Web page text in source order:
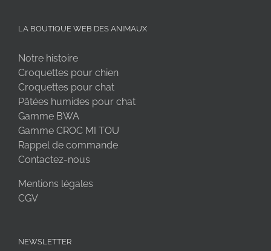
LA BOUTIQUE WEB DES ANIMAUX
Notre histoire
Croquettes pour chien
Croquettes pour chat
Pâtées humides pour chat
Gamme BWA
Gamme CROC MI TOU
Rappel de commande
Contactez-nous
Mentions légales
CGV
NEWSLETTER